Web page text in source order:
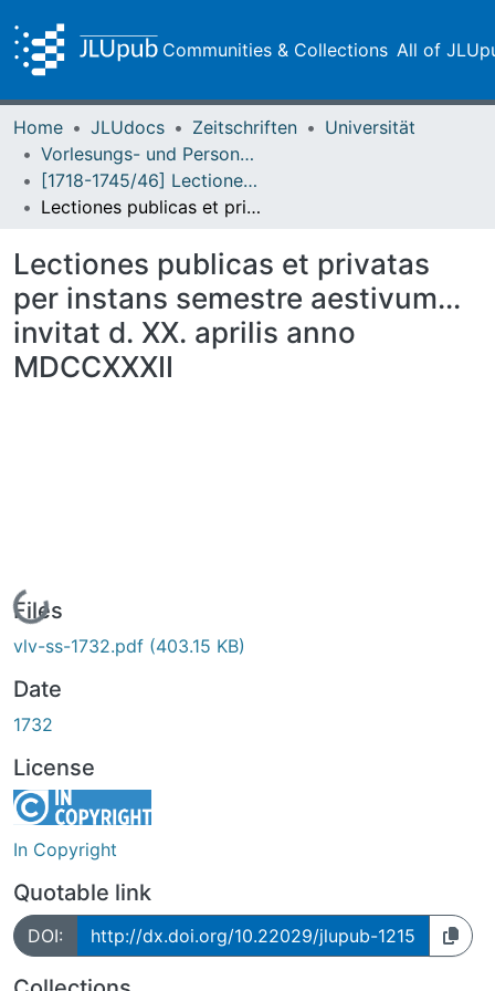
Communities & Collections All of
Home JLUdocs Zeitschriften
Universität
Vorlesungs- und Personalverzeichnis / Justus-Liebig-Universität Gießen
[1718-1745/46] Lectiones publicas et privatas / Lectiones aestivas/hibernas / Academia Ludoviciana
Lectiones publicas et privatas per instans semestre aestivum... invitat d. XX. aprilis anno MDCCXXXII
Lectiones publicas et privatas
per instans semestre aestivum...
invitat d. XX. aprilis anno
MDCCXXXII
Loading...
Files
vlv-ss-1732.pdf (403.15 KB)
Date
1732
License
In Copyright
Quotable link
DOI: http://dx.doi.org/10.22029/jlupub-1215